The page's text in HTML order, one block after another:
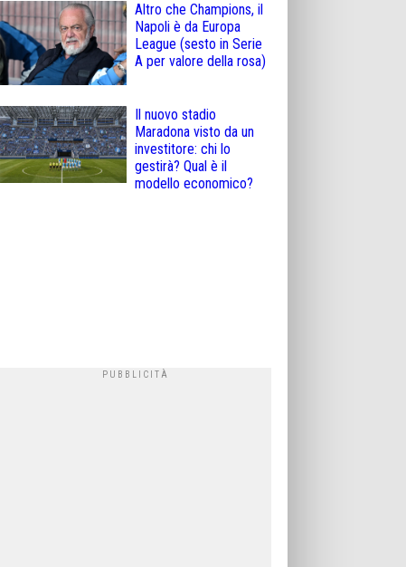
Altro che Champions, il
Napoli è da Europa
League (sesto in Serie
A per valore della rosa)
Il nuovo stadio
Maradona visto da un
investitore: chi lo
gestirà? Qual è il
modello economico?